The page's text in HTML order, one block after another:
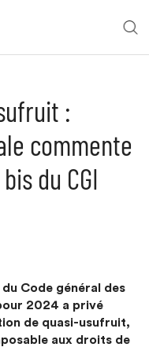
:
commente
du CGI
Code général des
2024 a privé
de quasi-usufruit,
aux droits de